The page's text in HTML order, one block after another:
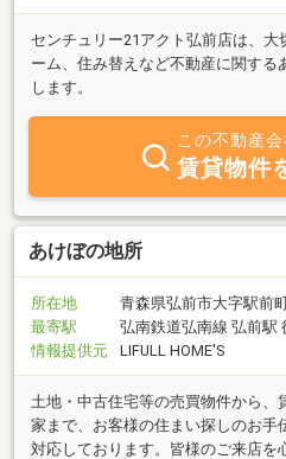
センチュリー21アクト弘前店は、
ーム、住み替えなど不動産に関する
します。
この不動産
賃貸物件
あけぼの地所
所在地
青森県弘前市大字駅前
最寄駅
弘南鉄道弘南線 弘前駅
情報提供元
LIFULL HOME'S
土地・中古住宅等の売買物件から
家まで、お客様の住まい探しのお手
対応しております。皆様のご来店を